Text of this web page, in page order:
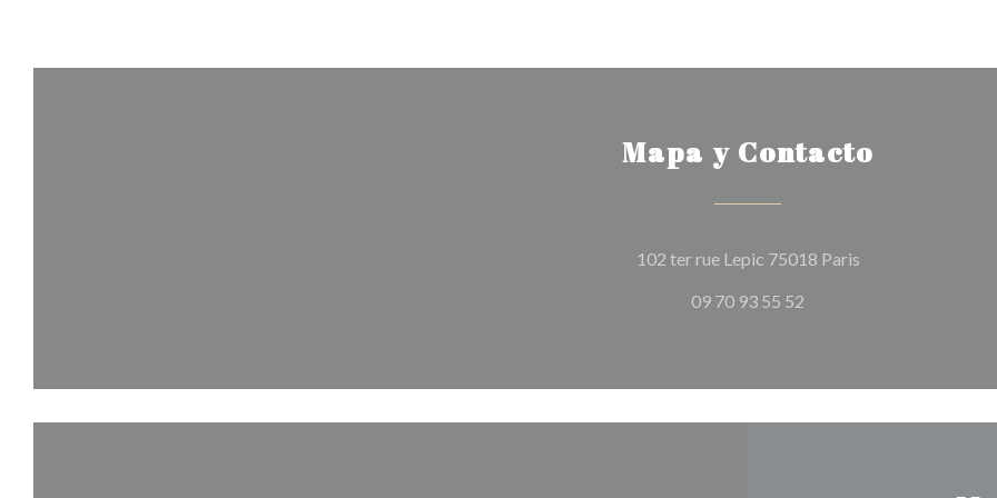
Mapa y Contacto
102 ter rue Lepic 75018 Paris((abre en una
09 70 93 55 52